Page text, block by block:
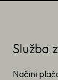
Služba
Načini